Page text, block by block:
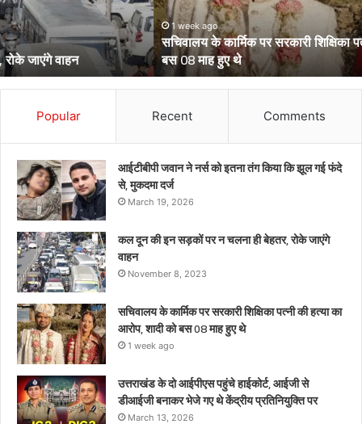
पत्नी
की
हत्या
का
आरोप,
शादी
08
1 week ago
सचिवालय के कार्मिक पर सरकारी शिक्षिका पत्नी की हत्या का आरोप, शादी को
बस 08 माह हुए थे
Popular Recent Comments
आईटीबीपी जवान ने नर्स को इतना तंग किया कि झूल गई फंदे
से, मुकदमा दर्ज
March 19, 2026
कल दून की इन सड़कों पर न चलना ही बेहतर, रोके जाएंगे
वाहन
November 8, 2023
सचिवालय के कार्मिक पर सरकारी शिक्षिका पत्नी की हत्या का
आरोप, शादी को बस 08 माह हुए थे
1 week ago
उत्तराखंड के दो आईपीएस पहुंचे हाईकोर्ट, आईजी से
डीआईजी बनाकर भेजे गए थे केंद्रीय प्रतिनियुक्ति पर
March 13, 2026